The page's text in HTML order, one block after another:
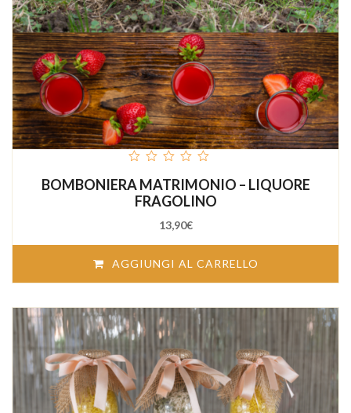
of
5
BOMBONIERA MATRIMONIO – LIQUORE
FRAGOLINO
13,90€
AGGIUNGI AL CARRELLO